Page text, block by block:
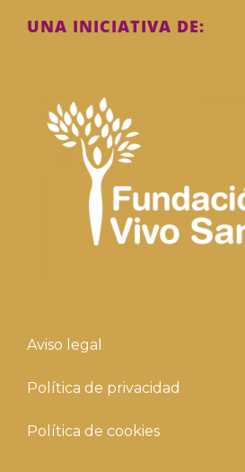
UNA INICIATIVA DE:
Aviso legal
Política de privacidad
Política de cookies